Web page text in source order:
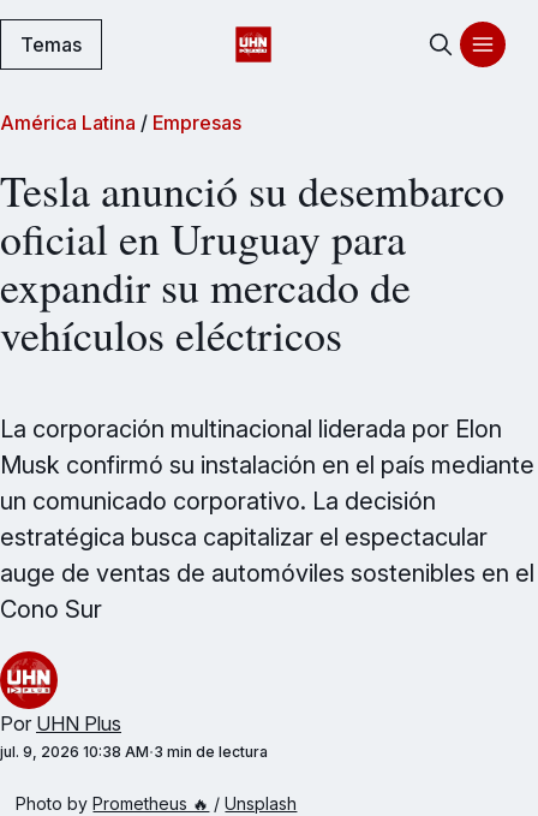
Temas
América Latina / Empresas
Tesla anunció su desembarco
oficial en Uruguay para
expandir su mercado de
vehículos eléctricos
La corporación multinacional liderada por Elon
Musk confirmó su instalación en el país mediante
un comunicado corporativo. La decisión
estratégica busca capitalizar el espectacular
auge de ventas de automóviles sostenibles en el
Cono Sur
Por UHN Plus
jul. 9, 2026 10:38 AM 3 min de lectura
Photo by Prometheus 🔥 / Unsplash